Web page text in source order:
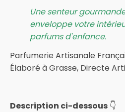
Une senteur
enveloppe votre
parfums d'enfance.
Parfumerie Artisanale
Élaboré à Grasse, Directe
Description ci-dessous 👇